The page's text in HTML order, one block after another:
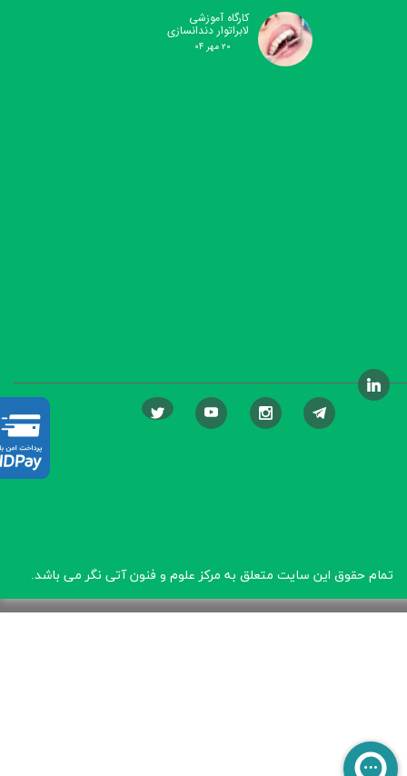
کارگاه آموزشی
لابراتوار دندانسازی
۲۰ مهر ۰۴
تمام حقوق این سایت متعلق به مرکز علوم و فنون آتی نگر می باشد.